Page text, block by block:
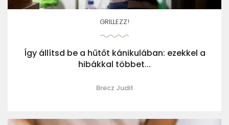
GRILLEZZ!
Így állítsd be a hűtőt kánikulában: ezekkel a
hibákkal többet...
Brecz Judit